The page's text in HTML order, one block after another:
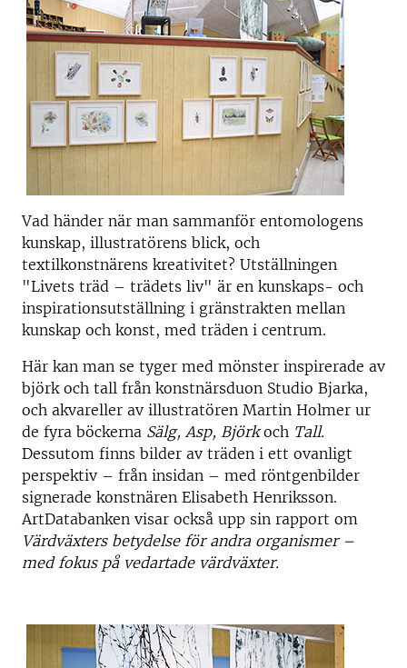
Vad händer när man sammanför entomologens
kunskap, illustratörens blick, och
textilkonstnärens kreativitet? Utställningen
"Livets träd – trädets liv" är en kunskaps- och
inspirationsutställning i gränstrakten mellan
kunskap och konst, med träden i centrum.
Här kan man se tyger med mönster inspirerade av
björk och tall från konstnärsduon Studio Bjarka,
och akvareller av illustratören Martin Holmer ur
de fyra böckerna Sälg, Asp, Björkoch Tall.
Dessutom finns bilder av träden i ett ovanligt
perspektiv – från insidan – med röntgenbilder
signerade konstnären Elisabeth Henriksson.
ArtDatabanken visar också upp sin rapport om
Värdväxters betydelse för andra organismer –
med fokus på vedartade värdväxter.